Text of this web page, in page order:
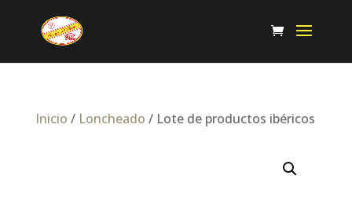
Inicio / Loncheado / Lote de productos ibéricos